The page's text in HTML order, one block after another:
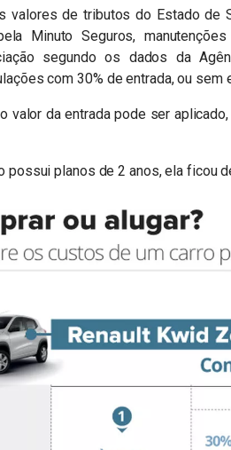
valores de tributos do Estado de
Minuto Seguros,
segundo os dados da
com 30% de entrada, ou sem
valor da entrada pode ser
possui planos de 2 anos, ela ficou